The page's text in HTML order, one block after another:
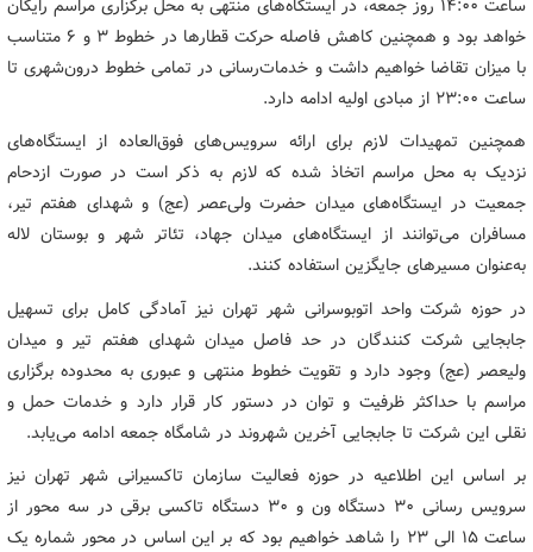
ساعت ۱۴:۰۰ روز جمعه، در ایستگاه‌های منتهی به محل برگزاری مراسم رایگان
خواهد بود و همچنین کاهش فاصله حرکت قطارها در خطوط ۳ و ۶ متناسب
با میزان تقاضا خواهیم داشت و خدمات‌رسانی در تمامی خطوط درون‌شهری تا
ساعت ۲۳:۰۰ از مبادی اولیه ادامه دارد.
همچنین تمهیدات لازم برای ارائه سرویس‌های فوق‌العاده از ایستگاه‌های
نزدیک به محل مراسم اتخاذ شده که لازم به ذکر است در صورت ازدحام
جمعیت در ایستگاه‌های میدان حضرت ولی‌عصر (عج) و شهدای هفتم تیر،
مسافران می‌توانند از ایستگاه‌های میدان جهاد، تئاتر شهر و بوستان لاله
به‌عنوان مسیرهای جایگزین استفاده کنند.
در حوزه شرکت واحد اتوبوسرانی شهر تهران نیز آمادگی کامل برای تسهیل
جابجایی شرکت کنندگان در حد فاصل میدان شهدای هفتم تیر و میدان
ولیعصر (عج) وجود دارد و تقویت خطوط منتهی و عبوری به محدوده برگزاری
مراسم با حداکثر ظرفیت و توان در دستور کار قرار دارد و خدمات حمل و
نقلی این شرکت تا جابجایی آخرین شهروند در شامگاه جمعه ادامه می‌یابد.
بر اساس این اطلاعیه در حوزه فعالیت سازمان تاکسیرانی شهر تهران نیز
سرویس رسانی ۳۰ دستگاه ون و ۳۰ دستگاه تاکسی برقی در سه محور از
ساعت ۱۵ الی ۲۳ را شاهد خواهیم بود که بر این اساس در محور شماره یک